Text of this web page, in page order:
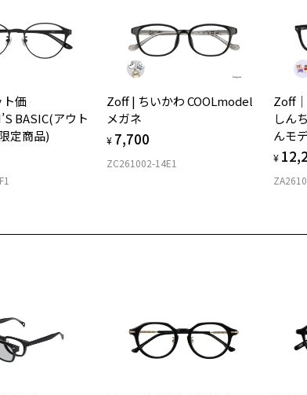
のお申し込み
オンラインストア会員さまのみ対象となります。
]こなれ感をプラスするメタルフレーム/CLASSIC(ク
合もございますので予めご了承ください。
オンラインストアで取り扱っている商品が対象となります。
せんのでご了承ください。
信後、即完売する場合がございます。
あるゴ
定番の
【スタ
シンプ
細身の
す。
シンプ
ピアス
イテム
仕上が
D 仕上
E 仕上
ボストン
視
フ
＜メガ
オンラ
ご購入
のうえ、
度付き
詳しくは
実店舗
価
BASIC(アウト
定商品)
Zoff | ちいかわ COOLmodel
メガネ
¥ 7,700
ZC261002-14E1
Zoff
しん
んモ
¥